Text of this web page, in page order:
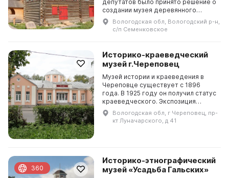
депутатов было принято решение о
создании музея деревянного
зодчества Вологодской области.
Архитектурно-этнографический
Вологодская обл, Вологодский р-н,
с/п Семенковское
Историко-краеведческий
музей г.Череповец
Музей истории и краеведения в
Череповце существует с 1896
года. В 1925 году он получил статус
краеведческого. Экспозиция
"Город юный — город древний"
рассказывает о прошлом края и
представляет посетит...
Вологодская обл, г Череповец, пр-
кт Луначарского, д 41
Историко-этнографический
музей «Усадьба Гальских»
360